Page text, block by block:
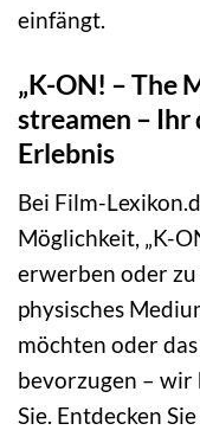
einfängt.
„K-ON! – The
streamen –
Erlebnis
Bei Film-
Möglichkeit, „K-
erwerben oder zu
physisches
möchten oder
bevorzugen – wir
Sie. Entdecken